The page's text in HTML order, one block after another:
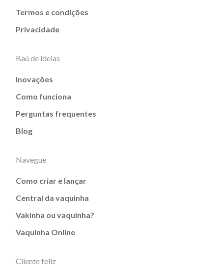
Termos e condições
Privacidade
Baú de ideias
Inovações
Como funciona
Perguntas frequentes
Blog
Navegue
Como criar e lançar
Central da vaquinha
Vakinha ou vaquinha?
Vaquinha Online
Cliente feliz